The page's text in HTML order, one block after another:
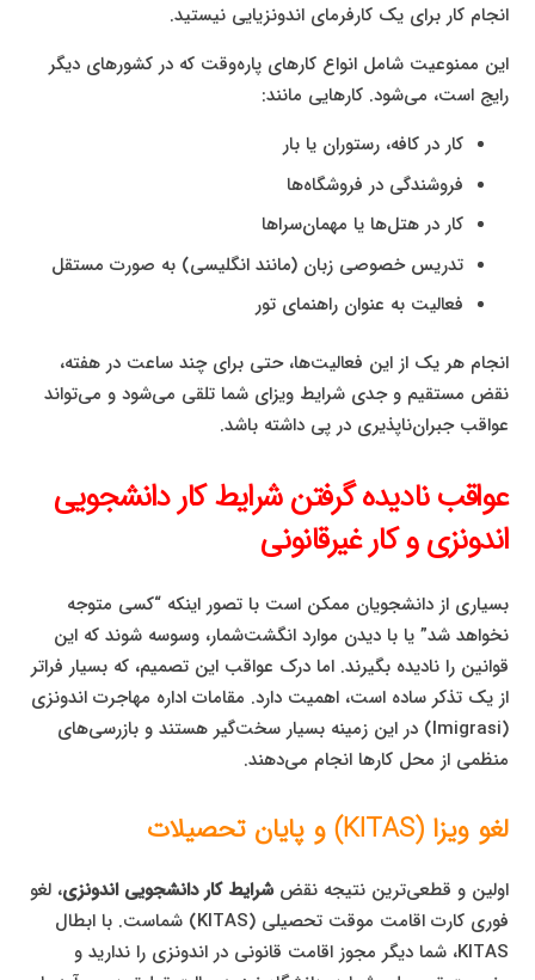
انجام کار برای یک کارفرمای اندونزیایی نیستید.
این ممنوعیت شامل انواع کارهای پاره‌وقت که در کشورهای دیگر
رایج است، می‌شود. کارهایی مانند:
کار در کافه، رستوران یا بار
فروشندگی در فروشگاه‌ها
کار در هتل‌ها یا مهمان‌سراها
تدریس خصوصی زبان (مانند انگلیسی) به صورت مستقل
فعالیت به عنوان راهنمای تور
انجام هر یک از این فعالیت‌ها، حتی برای چند ساعت در هفته،
نقض مستقیم و جدی شرایط ویزای شما تلقی می‌شود و می‌تواند
عواقب جبران‌ناپذیری در پی داشته باشد.
عواقب نادیده گرفتن شرایط کار دانشجویی
اندونزی و کار غیرقانونی
بسیاری از دانشجویان ممکن است با تصور اینکه “کسی متوجه
نخواهد شد” یا با دیدن موارد انگشت‌شمار، وسوسه شوند که این
قوانین را نادیده بگیرند. اما درک عواقب این تصمیم، که بسیار فراتر
از یک تذکر ساده است، اهمیت دارد. مقامات اداره مهاجرت اندونزی
(Imigrasi) در این زمینه بسیار سخت‌گیر هستند و بازرسی‌های
منظمی از محل کارها انجام می‌دهند.
لغو ویزا (KITAS) و پایان تحصیلات
اولین و قطعی‌ترین نتیجه نقضشرایط کار دانشجویی اندونزی، لغو
فوری کارت اقامت موقت تحصیلی (KITAS) شماست. با ابطال
KITAS، شما دیگر مجوز اقامت قانونی در اندونزی را ندارید و